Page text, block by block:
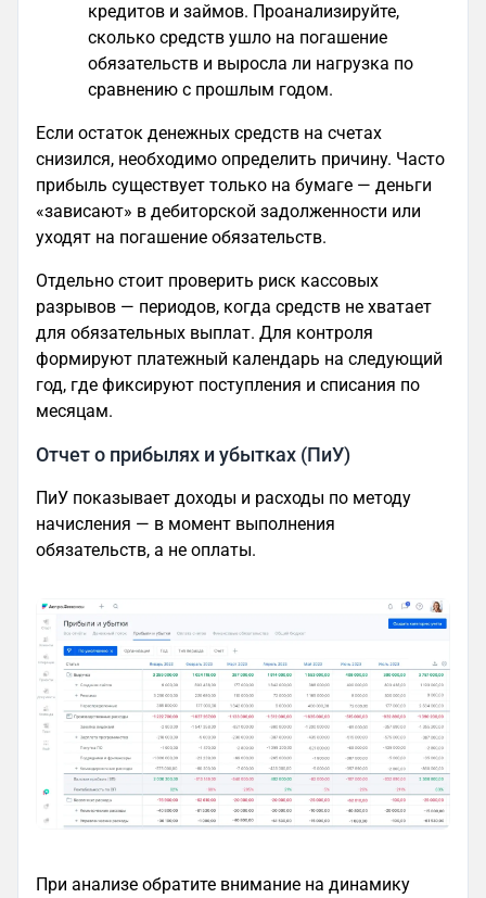
кредитов и займов. Проанализируйте,
сколько средств ушло на погашение
обязательств и выросла ли нагрузка по
сравнению с прошлым годом.
Если остаток денежных средств на счетах
снизился, необходимо определить причину. Часто
прибыль существует только на бумаге — деньги
«зависают» в дебиторской задолженности или
уходят на погашение обязательств.
Отдельно стоит проверить риск кассовых
разрывов — периодов, когда средств не хватает
для обязательных выплат. Для контроля
формируют платежный календарь на следующий
год, где фиксируют поступления и списания по
месяцам.
Отчет о прибылях и убытках (ПиУ)
ПиУ показывает доходы и расходы по методу
начисления — в момент выполнения
обязательств, а не оплаты.
При анализе обратите внимание на динамику